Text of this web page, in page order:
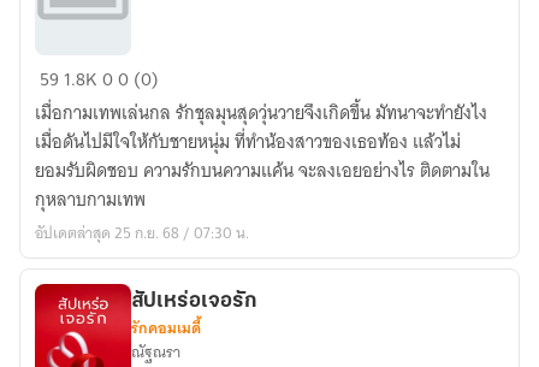
ขีด
กุหลาบ
กามเทพ
Re-
Up
59 1.8K00 (0)
เมื่อกามเทพเล่นกล รักชุลมุนสุดวุ่นวายจึงเกิดขึ้น มัทนาจะทำยังไง
เมื่อดันไปมีใจให้กับชายหนุ่ม ที่ทำน้องสาวของเธอท้อง แล้วไม่
ยอมรับผิดชอบ ความรักบนความแค้น จะลงเอยอย่างไร ติดตามใน
กุหลาบกามเทพ
อัปเดตล่าสุด 25 ก.ย. 68 / 07:30 น.
สัปเหร่อเจอรัก
รักคอมเมดี้
ณัฐณรา